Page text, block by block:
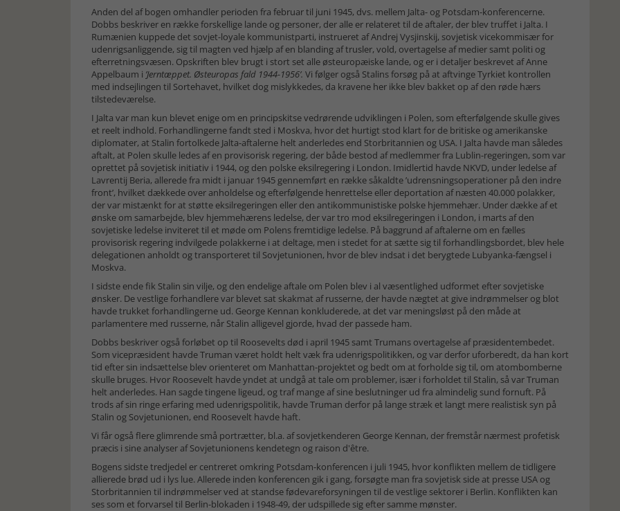
Anden del af bogen omhandler perioden fra februar til juni 1945, dvs. mellem Jalta- og Potsdam-konferencerne.
Dobbs beskriver en række forskellige lande og personer, der alle er relateret til de aftaler, der blev truffet i Jalta. I
Rumænien kuppede det sovjet-loyale kommunistparti, instrueret af Andrej Vysjinskij, sovjetisk vicekommisær for
udenrigsanliggende, sig til magten ved hjælp af en blanding af trusler, vold, overtagelse af medier samt politi og
efterretningsvæsen. Opskriften blev brugt i stort set alle østeuropæiske lande, og er i detaljer beskrevet af Anne
Appelbaum i ’Jerntæppet. Østeuropas fald 1944-1956’. Vi følger også Stalins forsøg på at aftvinge Tyrkiet kontrollen
med indsejlingen til Sortehavet, hvilket dog mislykkedes, da kravene her ikke blev bakket op af den røde hærs
tilstedeværelse.
I Jalta var man kun blevet enige om en principskitse vedrørende udviklingen i Polen, som efterfølgende skulle gives
et reelt indhold. Forhandlingerne fandt sted i Moskva, hvor det hurtigt stod klart for de britiske og amerikanske
diplomater, at Stalin fortolkede Jalta-aftalerne helt anderledes end Storbritannien og USA. I Jalta havde man således
aftalt, at Polen skulle ledes af en provisorisk regering, der både bestod af medlemmer fra Lublin-regeringen, som var
oprettet på sovjetisk initiativ i 1944, og den polske eksilregering i London. Imidlertid havde NKVD, under ledelse af
Lavrentij Beria, allerede fra midt i januar 1945 gennemført en række såkaldte ’udrensningsoperationer på den indre
front’, hvilket dækkede over anholdelse og efterfølgende henrettelse eller deportation af næsten 40.000 polakker,
der var mistænkt for at støtte eksilregeringen eller den antikommunistiske polske hjemmehær. Under dække af et
ønske om samarbejde, blev hjemmehærens ledelse, der var tro mod eksilregeringen i London, i marts af den
sovjetiske ledelse inviteret til et møde om Polens fremtidige ledelse. På baggrund af aftalerne om en fælles
provisorisk regering indvilgede polakkerne i at deltage, men i stedet for at sætte sig til forhandlingsbordet, blev hele
delegationen anholdt og transporteret til Sovjetunionen, hvor de blev indsat i det berygtede Lubyanka-fængsel i
Moskva.
I sidste ende fik Stalin sin vilje, og den endelige aftale om Polen blev i al væsentlighed udformet efter sovjetiske
ønsker. De vestlige forhandlere var blevet sat skakmat af russerne, der havde nægtet at give indrømmelser og blot
havde trukket forhandlingerne ud. George Kennan konkluderede, at det var meningsløst på den måde at
parlamentere med russerne, når Stalin alligevel gjorde, hvad der passede ham.
Dobbs beskriver også forløbet op til Roosevelts død i april 1945 samt Trumans overtagelse af præsidentembedet.
Som vicepræsident havde Truman været holdt helt væk fra udenrigspolitikken, og var derfor uforberedt, da han kort
tid efter sin indsættelse blev orienteret om Manhattan-projektet og bedt om at forholde sig til, om atombomberne
skulle bruges. Hvor Roosevelt havde yndet at undgå at tale om problemer, især i forholdet til Stalin, så var Truman
helt anderledes. Han sagde tingene ligeud, og traf mange af sine beslutninger ud fra almindelig sund fornuft. På
trods af sin ringe erfaring med udenrigspolitik, havde Truman derfor på lange stræk et langt mere realistisk syn på
Stalin og Sovjetunionen, end Roosevelt havde haft.
Vi får også flere glimrende små portrætter, bl.a. af sovjetkenderen George Kennan, der fremstår nærmest profetisk
præcis i sine analyser af Sovjetunionens kendetegn og raison d'être.
Bogens sidste tredjedel er centreret omkring Potsdam-konferencen i juli 1945, hvor konflikten mellem de tidligere
allierede brød ud i lys lue. Allerede inden konferencen gik i gang, forsøgte man fra sovjetisk side at presse USA og
Storbritannien til indrømmelser ved at standse fødevareforsyningen til de vestlige sektorer i Berlin. Konflikten kan
ses som et forvarsel til Berlin-blokaden i 1948-49, der udspillede sig efter samme mønster.